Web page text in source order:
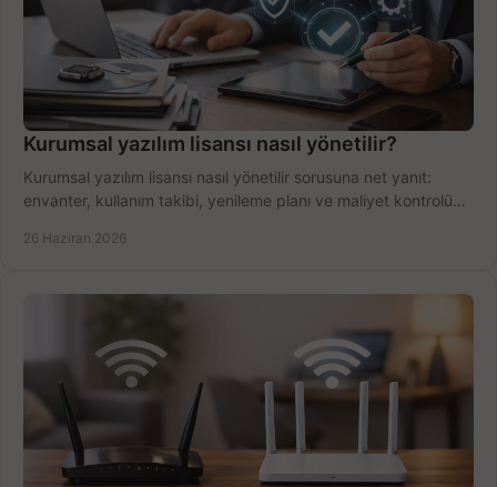
Kurumsal yazılım lisansı nasıl yönetilir?
Kurumsal yazılım lisansı nasıl yönetilir sorusuna net yanıt:
envanter, kullanım takibi, yenileme planı ve maliyet kontrolü
26 Haziran 2026